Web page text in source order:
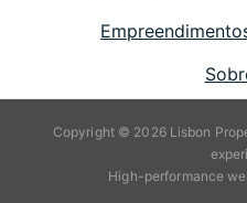
Copyright © 2026 Lisbon
High-performance